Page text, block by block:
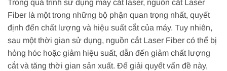
Trong quá trình sử dụng máy cắt laser, nguồn cắt Laser
Fiber là một trong những bộ phận quan trọng nhất, quyết
định đến chất lượng và hiệu suất cắt của máy. Tuy nhiên,
sau một thời gian sử dụng, nguồn cắt Laser Fiber có thể bị
hỏng hóc hoặc giảm hiệu suất, dẫn đến giảm chất lượng
cắt và tăng thời gian sản xuất. Để giải quyết vấn đề này,